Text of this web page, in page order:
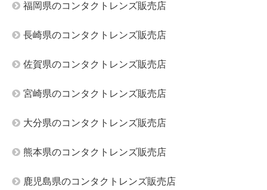
福岡県のコンタクトレンズ販売店
長崎県のコンタクトレンズ販売店
佐賀県のコンタクトレンズ販売店
宮崎県のコンタクトレンズ販売店
大分県のコンタクトレンズ販売店
熊本県のコンタクトレンズ販売店
鹿児島県のコンタクトレンズ販売店